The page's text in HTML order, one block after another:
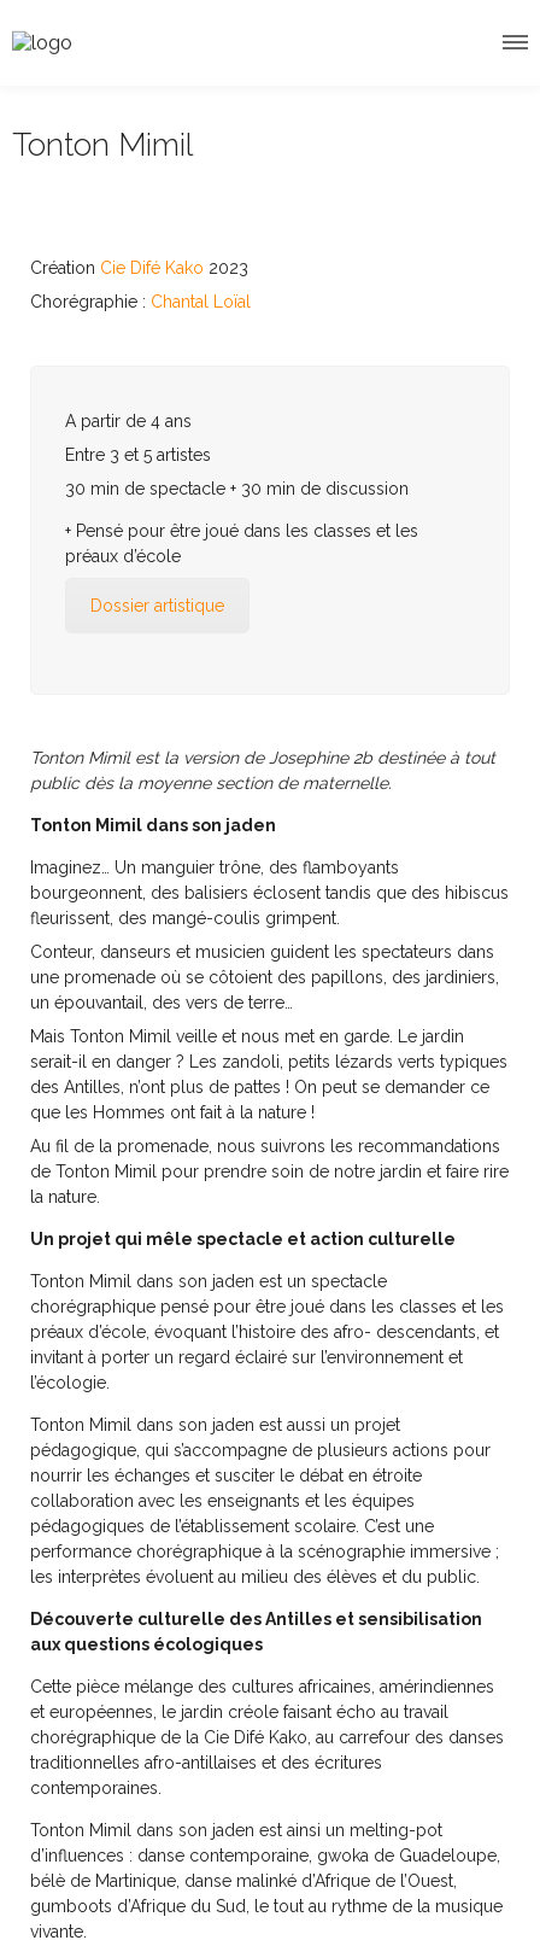
Tonton Mimil
Création Cie Difé Kako 2023
Chorégraphie : Chantal Loïal
A partir de 4 ans
Entre 3 et 5 artistes
30 min de spectacle + 30 min de discussion
+ Pensé pour être joué dans les classes et les
préaux d’école
Dossier artistique
Tonton Mimil est la version de Josephine 2b destinée à tout
public dès la moyenne section de maternelle.
Tonton Mimil dans son jaden
Imaginez… Un manguier trône, des flamboyants
bourgeonnent, des balisiers éclosent tandis que des hibiscus
fleurissent, des mangé-coulis grimpent.
Conteur, danseurs et musicien guident les spectateurs dans
une promenade où se côtoient des papillons, des jardiniers,
un épouvantail, des vers de terre…
Mais Tonton Mimil veille et nous met en garde. Le jardin
serait-il en danger ? Les zandoli, petits lézards verts typiques
des Antilles, n’ont plus de pattes ! On peut se demander ce
que les Hommes ont fait à la nature !
Au fil de la promenade, nous suivrons les recommandations
de Tonton Mimil pour prendre soin de notre jardin et faire rire
la nature.
Un projet qui mêle spectacle et action culturelle
Tonton Mimil dans son jaden est un spectacle
chorégraphique pensé pour être joué dans les classes et les
préaux d’école, évoquant l’histoire des afro- descendants, et
invitant à porter un regard éclairé sur l’environnement et
l’écologie.
Tonton Mimil dans son jaden est aussi un projet
pédagogique, qui s’accompagne de plusieurs actions pour
nourrir les échanges et susciter le débat en étroite
collaboration avec les enseignants et les équipes
pédagogiques de l’établissement scolaire. C’est une
performance chorégraphique à la scénographie immersive ;
les interprètes évoluent au milieu des élèves et du public.
Découverte culturelle des Antilles et sensibilisation
aux questions écologiques
Cette pièce mélange des cultures africaines, amérindiennes
et européennes, le jardin créole faisant écho au travail
chorégraphique de la Cie Difé Kako, au carrefour des danses
traditionnelles afro-antillaises et des écritures
contemporaines.
Tonton Mimil dans son jaden est ainsi un melting-pot
d’influences : danse contemporaine, gwoka de Guadeloupe,
bélè de Martinique, danse malinké d’Afrique de l’Ouest,
gumboots d’Afrique du Sud, le tout au rythme de la musique
vivante.